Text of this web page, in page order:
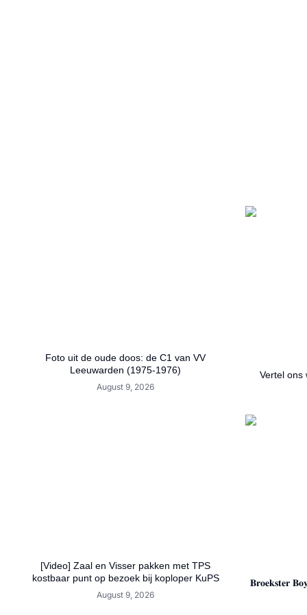
Foto uit de oude doos: de C1 van VV
Leeuwarden (1975-1976)
August 9, 2026
Vertel ons
[Video] Zaal en Visser pakken met TPS
kostbaar punt op bezoek bij koploper KuPS
August 9, 2026
𝐁𝐫𝐨𝐞𝐤𝐬𝐭𝐞𝐫